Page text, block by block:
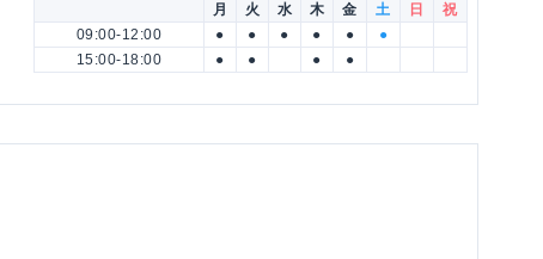
月 火 水 木 金 土 日
祝
09:00-12:00
● ● ● ● ●
●
15:00-18:00
● ● ● ●